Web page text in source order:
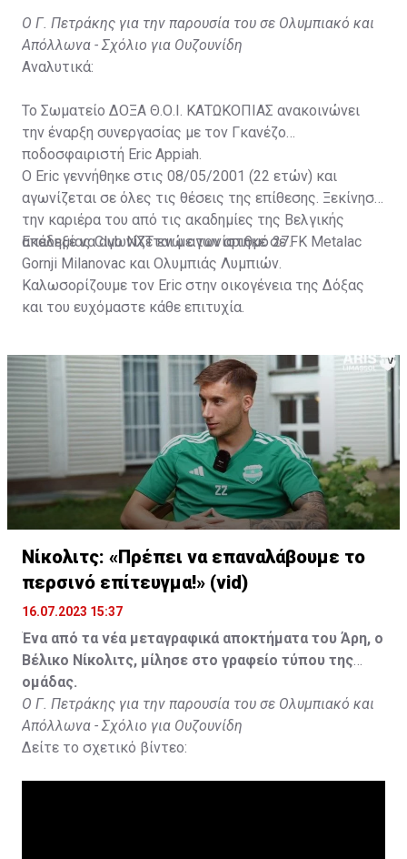
Ο Γ. Πετράκης για την παρουσία του σε Ολυμπιακό και
Απόλλωνα - Σχόλιο για Ουζουνίδη
Αναλυτικά:
Το Σωματείο ΔΟΞΑ Θ.Ο.Ι. ΚΑΤΩΚΟΠΙΑΣ ανακοινώνει
την έναρξη συνεργασίας με τον Γκανέζο
ποδοσφαιριστή Eric Appiah.
Ο Eric γεννήθηκε στις 08/05/2001 (22 ετών) και
αγωνίζεται σε όλες τις θέσεις της επίθεσης. Ξεκίνησε
την καριέρα του από τις ακαδημίες της Βελγικής
ακαδημίας Club NXT ενώ αγωνίστηκε σε FK Metalac
Gornji Milanovac και Ολυμπιάς Λυμπιών.
Επέλεξε να αγωνίζεται με τον αριθμό 27.
Καλωσορίζουμε τον Eric στην οικογένεια της Δόξας
και του ευχόμαστε κάθε επιτυχία.
Νίκολιτς: «Πρέπει να επαναλάβουμε το
περσινό επίτευγμα!» (vid)
16.07.2023 15:37
Ένα από τα νέα μεταγραφικά αποκτήματα του Άρη, ο
Βέλικο Νίκολιτς, μίλησε στο γραφείο τύπου της
ομάδας.
Ο Γ. Πετράκης για την παρουσία του σε Ολυμπιακό και
Απόλλωνα - Σχόλιο για Ουζουνίδη
Δείτε το σχετικό βίντεο: